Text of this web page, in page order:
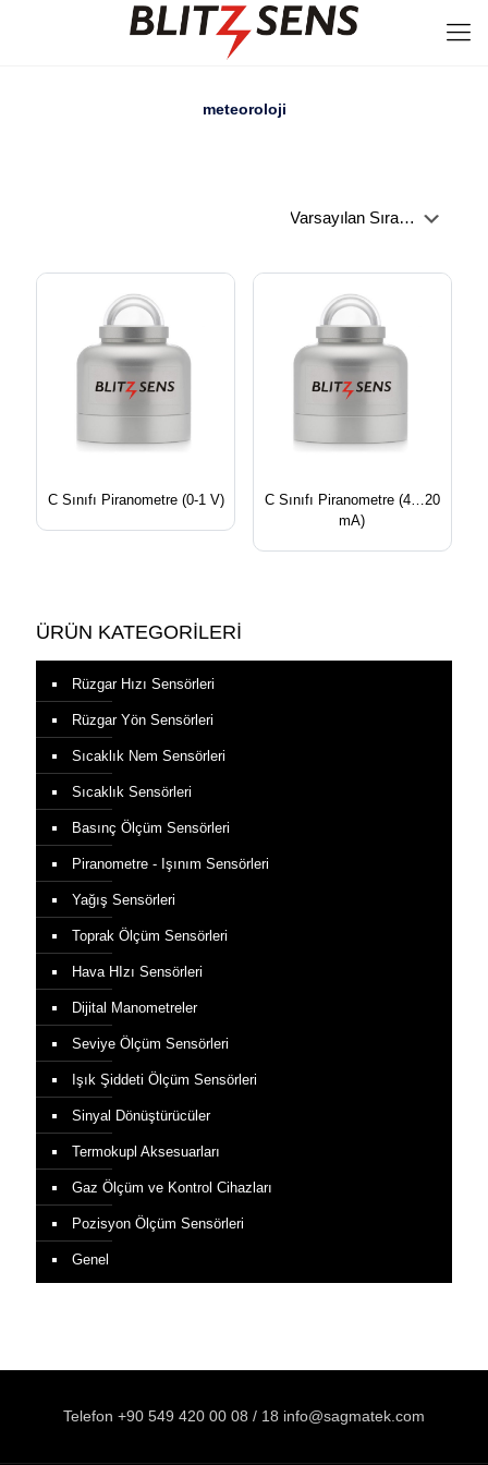
meteoroloji
C Sınıfı Piranometre (0-1 V)
C Sınıfı Piranometre (4…20
mA)
ÜRÜN KATEGORİLERİ
Rüzgar Hızı Sensörleri
Rüzgar Yön Sensörleri
Sıcaklık Nem Sensörleri
Sıcaklık Sensörleri
Basınç Ölçüm Sensörleri
Piranometre - Işınım Sensörleri
Yağış Sensörleri
Toprak Ölçüm Sensörleri
Hava HIzı Sensörleri
Dijital Manometreler
Seviye Ölçüm Sensörleri
Işık Şiddeti Ölçüm Sensörleri
Sinyal Dönüştürücüler
Termokupl Aksesuarları
Gaz Ölçüm ve Kontrol Cihazları
Pozisyon Ölçüm Sensörleri
Genel
Telefon +90 549 420 00 08 / 18 info@sagmatek.com